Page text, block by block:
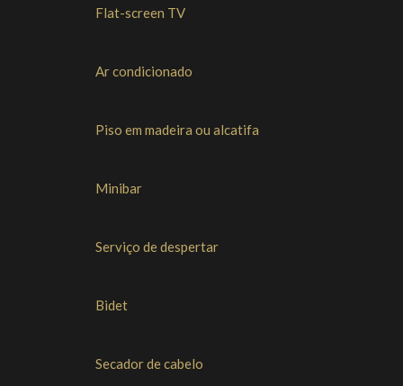
Flat-screen TV
Ar condicionado
Piso em madeira ou alcatifa
Minibar
Serviço de despertar
Bidet
Secador de cabelo